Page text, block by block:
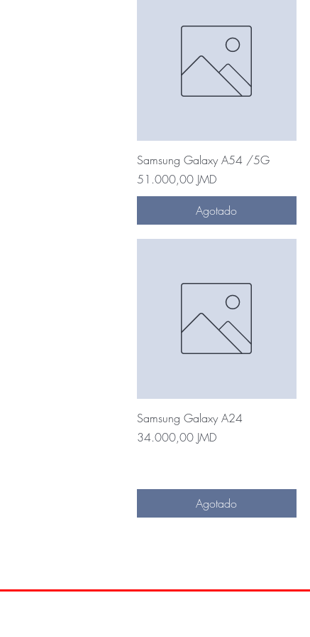
Vista rápida
Samsung Galaxy A54 /5G
Precio
51.000,00 JMD
Agotado
Vista rápida
Samsung Galaxy A24
Precio
34.000,00 JMD
Agotado